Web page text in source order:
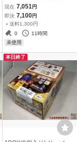
ンダイ『にふぉるめーし
ょん BLEACHシールウエ
ハース』新品未開封
現在 7,051 円
即決 7,100円
＋送料1,300円
0
11時間
未使用
本日終了